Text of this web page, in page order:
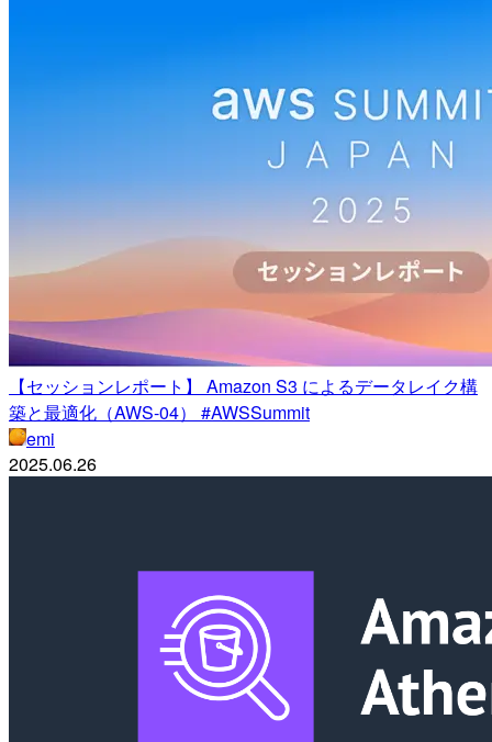
【セッションレポート】 Amazon S3 によるデータレイク構
築と最適化（AWS-04） #AWSSummit
emi
2025.06.26